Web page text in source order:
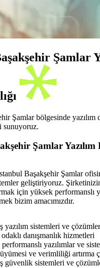
Şamlar
Şamlar bölgesinde yazılım
sunuyoruz.
Şamlar Yazılım
Başakşehir Şamlar
geliştiriyoruz.
için yüksek performanslı
bizim amacımızdır.
yazılım sistemleri ve
danışmanlık hizmetleri
yazılımlar ve
ve verimliliği artırma
güvenlik sistemleri ve